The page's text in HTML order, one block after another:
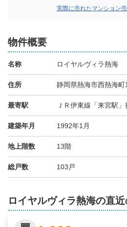
不動産会社向け情報
実際に売れたマンション
物件概要
名称 ロイヤルヴィラ熱海
住所 静岡県熱海市西熱海町
最寄駅 ＪＲ伊東線「来宮駅
建築年月 1992年1月
地上階数 13階
総戸数 103戸
ロイヤルヴィラ熱海の直